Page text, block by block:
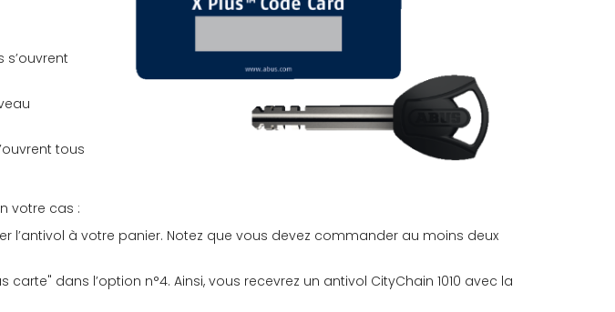
s’ouvrent
tous
votre cas :
l’antivol à votre panier. Notez que vous devez commander au moins deux
dans l’option n°4. Ainsi, vous recevrez un antivol CityChain 1010 avec la